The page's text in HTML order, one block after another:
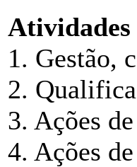
Atividades
1. Gestão,
2.
3. Ações
4. Ações